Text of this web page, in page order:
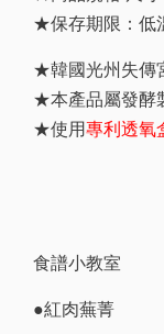
★保存期限：低
★韓國光州失傳
★本產品屬發酵
★使用專利透氧
食譜小教室
●紅肉蕪菁